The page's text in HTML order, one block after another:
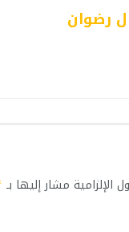
رضوان
الإلزامية مشار إليها بـ